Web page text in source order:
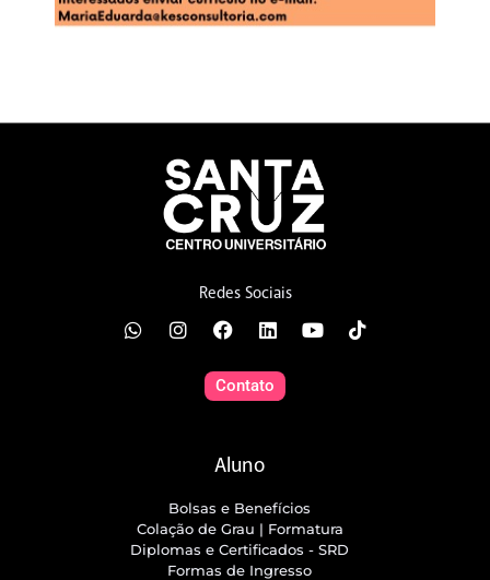
Redes Sociais
Contato
Aluno
Bolsas e Benefícios
Colação de Grau | Formatura
Diplomas e Certificados - SRD
Formas de Ingresso